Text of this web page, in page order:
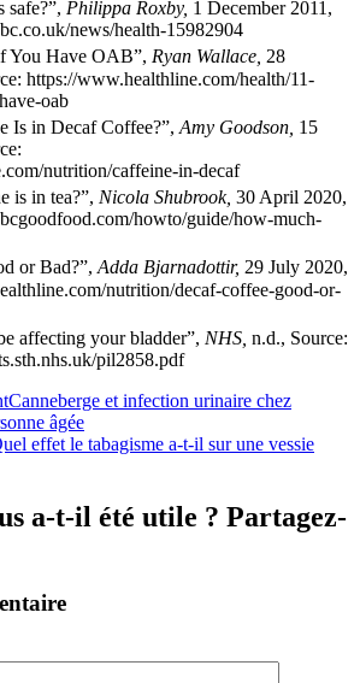
safe?”, Philippa Roxby, 1 December 2011,
news/health-15982904
You Have OAB”, Ryan Wallace, 28
https://www.healthline.com/health/11-
oab
Is in Decaf Coffee?”, Amy Goodson, 15
nutrition/caffeine-in-decaf
is in tea?”, Nicola Shubrook, 30 April 2020,
howto/guide/how-much-
or Bad?”,Adda Bjarnadottir, 29 July 2020,
nutrition/decaf-coffee-good-or-
affecting your bladder”, NHS, n.d., Source:
pil2858.pdf
Canneberge et infection urinaire chez
âgée
effet le tabagisme a-t-il sur une vessie
a-t-il été utile ? Partagez-